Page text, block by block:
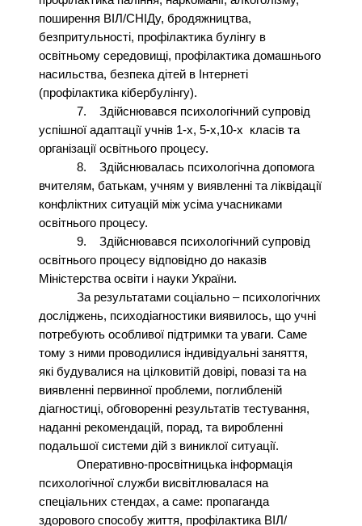
поширення ВІЛ/СНІДу, бродяжництва,
безпритульності, профілактика булінгу в
освітньому середовищі, профілактика домашнього
насильства, безпека дітей в Інтернеті
(профілактика кібербулінгу).
7.
Здійснювався психологічний супровід
успішної адаптації учнів 1-х, 5-х,10-х класів та
організації освітнього процесу.
8.
Здійснювалась психологічна допомога
вчителям, батькам, учням у виявленні та ліквідації
конфліктних ситуацій між усіма учасниками
освітнього процесу.
9.
Здійснювався психологічний супровід
освітнього процесу відповідно до наказів
Міністерства освіти і науки України.
За результатами соціально – психологічних
досліджень, психодіагностики виявилось, що учні
потребують особливої підтримки та уваги. Саме
тому з ними проводилися індивідуальні заняття,
які будувалися на цілковитій довірі, повазі та на
виявленні первинної проблеми, поглибленій
діагностиці, обговоренні результатів тестування,
наданні рекомендацій, порад, та виробленні
подальшої системи дій з виниклої ситуації.
Оперативно-просвітницька інформація
психологічної служби висвітлювалася на
спеціальних стендах, а саме: пропаганда
здорового способу життя, профілактика ВІЛ/